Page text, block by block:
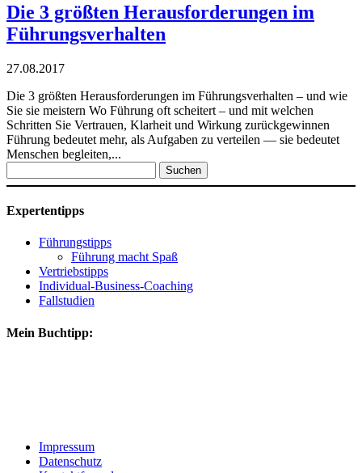
Die 3 größten Herausforderungen im
Führungsverhalten
27.08.2017
Die 3 größten Herausforderungen im Führungsverhalten – und wie
Sie sie meistern Wo Führung oft scheitert – und mit welchen
Schritten Sie Vertrauen, Klarheit und Wirkung zurückgewinnen
Führung bedeutet mehr, als Aufgaben zu verteilen — sie bedeutet
Menschen begleiten,...
nach:
Expertentipps
Führungstipps
Führung macht Spaß
Vertriebstipps
Individual-Business-Coaching
Fallstudien
Mein Buchtipp:
Impressum
Datenschutz